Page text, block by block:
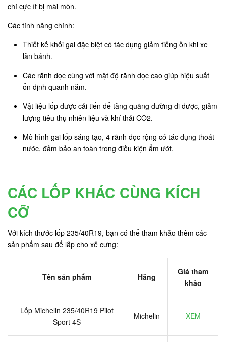
chí cực ít bị mài mòn.
Các tính năng chính:
Thiết kế khối gai đặc biệt có tác dụng giảm tiếng ồn khi xe
lăn bánh.
Các rãnh dọc cùng với mật độ rãnh dọc cao giúp hiệu suất
ổn định quanh năm.
Vật liệu lốp được cải tiến để tăng quãng đường đi được, giảm
lượng tiêu thụ nhiên liệu và khí thải CO2.
Mô hình gai lốp sáng tạo, 4 rãnh dọc rộng có tác dụng thoát
nước, đảm bảo an toàn trong điều kiện ẩm ướt.
CÁC LỐP KHÁC CÙNG KÍCH
CỠ
Với kích thước lốp 235/40R19, bạn có thể tham khảo thêm các
sản phẩm sau để lắp cho xế cưng:
Tên sản phẩm Hãng
Giá tham
khảo
Lốp Michelin 235/40R19 Pilot
Sport 4S
Michelin XEM